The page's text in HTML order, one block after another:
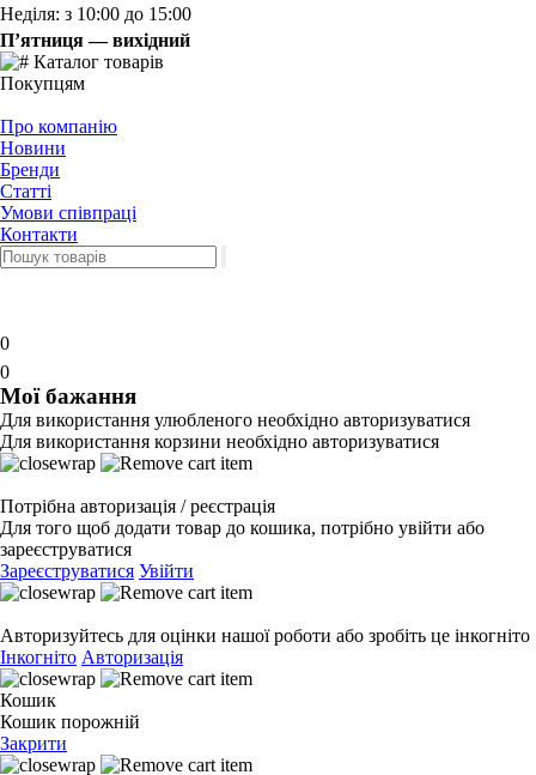
Неділя: з 10:00 до 15:00
П’ятниця — вихідний
Каталог товарів
Покупцям
Про компанію
Новини
Бренди
Статті
Умови співпраці
Контакти
0
0
Мої бажання
Для використання улюбленого необхідно авторизуватися
Для використання корзини необхідно авторизуватися
Потрібна авторизація / реєстрація
Для того щоб додати товар до кошика, потрібно увійти або
зареєструватися
Зареєструватися Увійти
Авторизуйтесь для оцінки нашої роботи або зробіть це інкогніто
Інкогніто Авторизація
Кошик
Кошик порожній
Закрити